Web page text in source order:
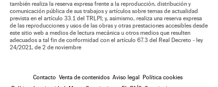
también realiza la reserva expresa frente a la reproducción, distribución y
comunicación pública de sus trabajos y artículos sobre temas de actualidad
prevista en el artículo 33.1 del TRLPI; y, asimismo, realiza una reserva expresa
de las reproducciones y usos de las obras y otras prestaciones accesibles desde
este sitio web a medios de lectura mecánica u otros medios que resulten
adecuados a tal fin de conformidad con el artículo 67.3 del Real Decreto - ley
24/2021, de 2 de noviembre
Contacto Venta de contenidos Aviso legal
Política cookies